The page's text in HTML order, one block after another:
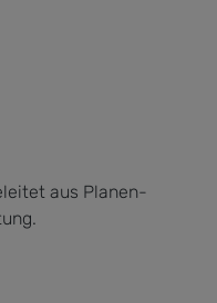
aus Planen-